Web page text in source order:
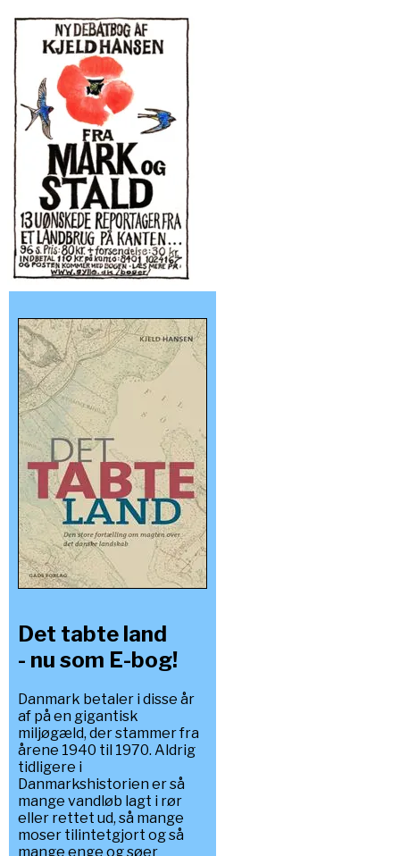
Det tabte land
- nu som E-bog!
Danmark betaler i disse år
af på en gigantisk
miljøgæld, der stammer fra
årene 1940 til 1970. Aldrig
tidligere i
Danmarkshistorien er så
mange vandløb lagt i rør
eller rettet ud, så mange
moser tilintetgjort og så
mange enge og søer